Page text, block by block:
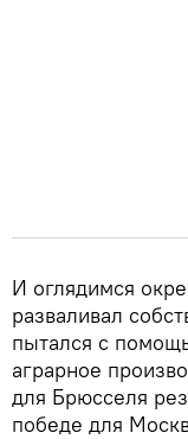
И оглядимся
разваливал
пытался с
аграрное
для Брюсселя
победе для